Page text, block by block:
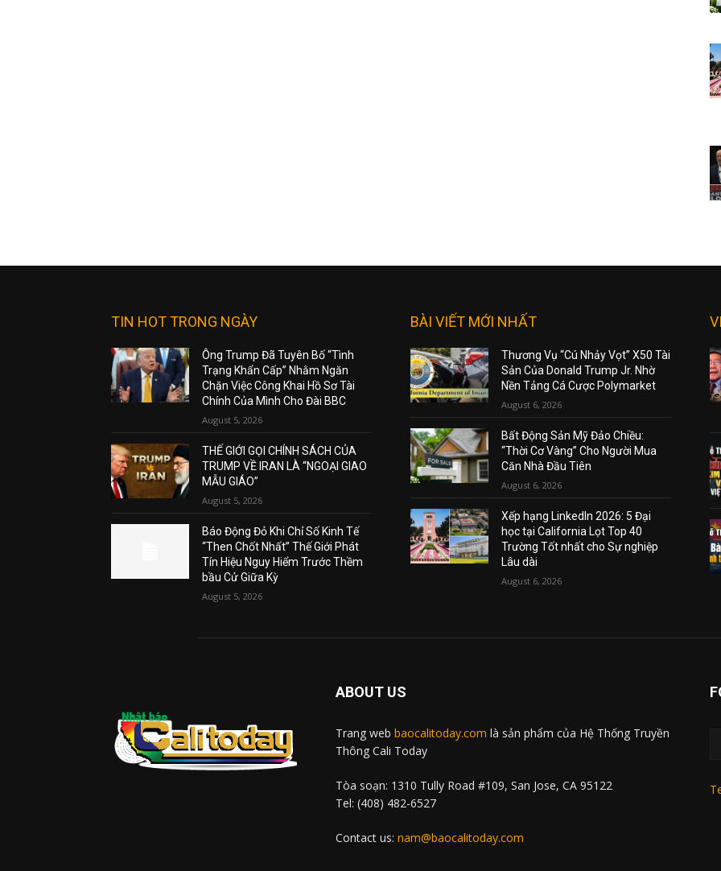
TIN HOT TRONG NGÀY
Ông Trump Đã Tuyên Bố “Tình
Trạng Khẩn Cấp” Nhằm Ngăn
Chặn Việc Công Khai Hồ Sơ Tài
Chính Của Mình Cho Đài BBC
August 5, 2026
THẾ GIỚI GỌI CHÍNH SÁCH CỦA
TRUMP VỀ IRAN LÀ “NGOẠI GIAO
MẪU GIÁO”
August 5, 2026
Báo Động Đỏ Khi Chỉ Số Kinh Tế
“Then Chốt Nhất” Thế Giới Phát
Tín Hiệu Nguy Hiểm Trước Thềm
bầu Cử Giữa Kỳ
August 5, 2026
BÀI VIẾT MỚI NHẤT
Thương Vụ “Cú Nhảy Vọt” X50 Tài
Sản Của Donald Trump Jr. Nhờ
Nền Tảng Cá Cược Polymarket
August 6, 2026
Bất Động Sản Mỹ Đảo Chiều:
“Thời Cơ Vàng” Cho Người Mua
Căn Nhà Đầu Tiên
August 6, 2026
Xếp hạng LinkedIn 2026: 5 Đại
học tại California Lọt Top 40
Trường Tốt nhất cho Sự nghiệp
Lâu dài
August 6, 2026
ABOUT US
Trang web baocalitoday.com là sản phẩm của Hệ Thống Truyền
Thông Cali Today
Tòa soạn: 1310 Tully Road #109, San Jose, CA 95122
Tel: (408) 482-6527
Contact us: nam@baocalitoday.com